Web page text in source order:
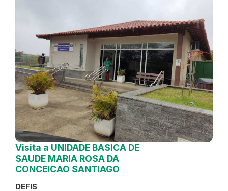
Visita a UNIDADE BASICA DE
SAUDE MARIA ROSA DA
CONCEICAO SANTIAGO
DEFIS